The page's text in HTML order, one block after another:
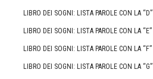
LIBRO DEI SOGNI: LISTA PAROLE CON LA “D”
LIBRO DEI SOGNI: LISTA PAROLE CON LA “E”
LIBRO DEI SOGNI: LISTA PAROLE CON LA “F”
LIBRO DEI SOGNI: LISTA PAROLE CON LA “G”